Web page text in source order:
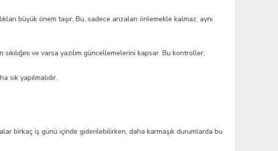
büyük önem taşır. Bu, sadece arızaları önlemekle kalmaz, aynı
ve varsa yazılım güncellemelerini kapsar. Bu kontroller,
yapılmalıdır.
birkaç iş günü içinde giderilebilirken, daha karmaşık durumlarda bu